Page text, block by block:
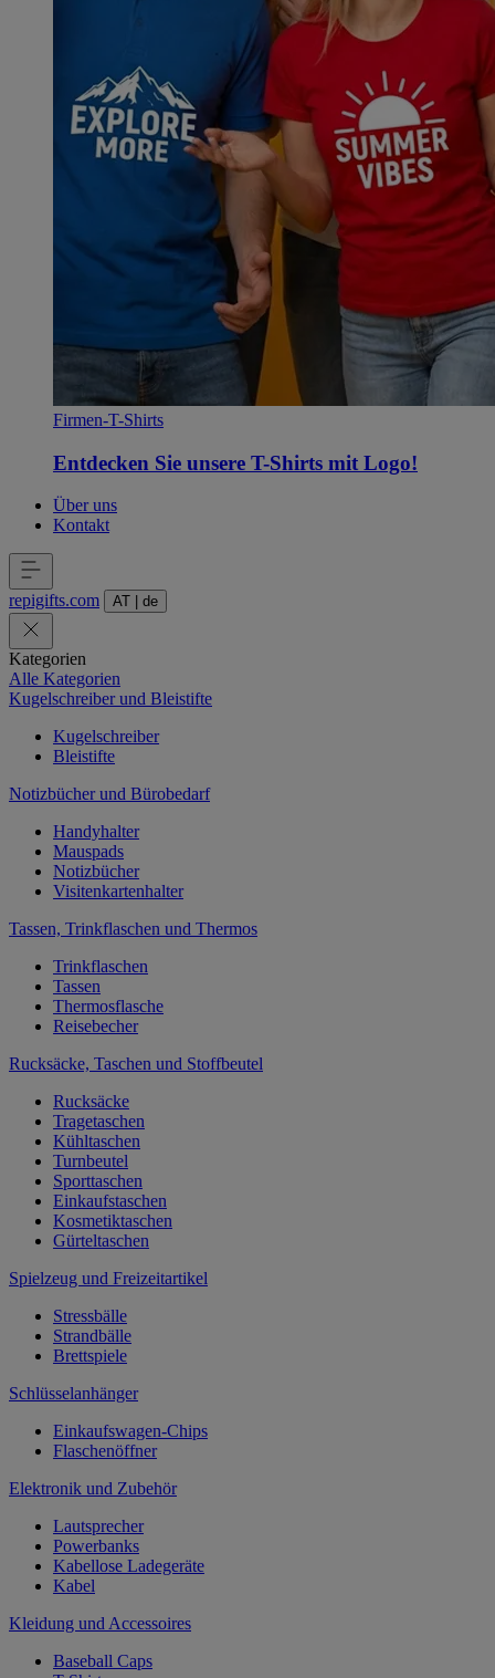
Firmen-T-Shirts
Entdecken Sie unsere T-Shirts mit Logo!
Über uns
Kontakt
repigifts.com AT de
Kategorien
Alle Kategorien
Kugelschreiber und Bleistifte
Kugelschreiber
Bleistifte
Notizbücher und Bürobedarf
Handyhalter
Mauspads
Notizbücher
Visitenkartenhalter
Tassen, Trinkflaschen und Thermos
Trinkflaschen
Tassen
Thermosflasche
Reisebecher
Rucksäcke, Taschen und Stoffbeutel
Rucksäcke
Tragetaschen
Kühltaschen
Turnbeutel
Sporttaschen
Einkaufstaschen
Kosmetiktaschen
Gürteltaschen
Spielzeug und Freizeitartikel
Stressbälle
Strandbälle
Brettspiele
Schlüsselanhänger
Einkaufswagen-Chips
Flaschenöffner
Elektronik und Zubehör
Lautsprecher
Powerbanks
Kabellose Ladegeräte
Kabel
Kleidung und Accessoires
Baseball Caps